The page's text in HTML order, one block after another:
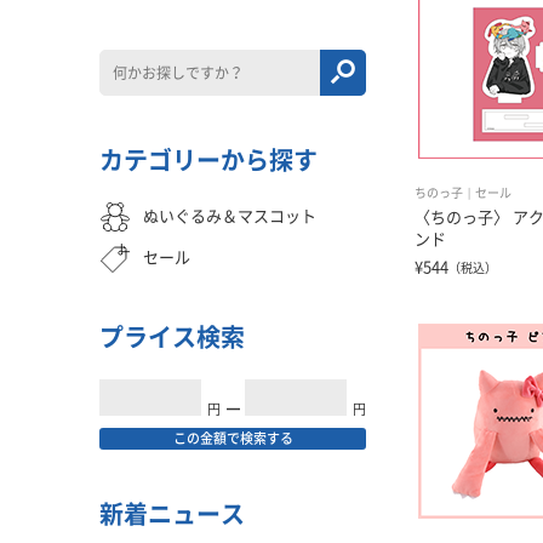
ちのっ子 セール
〈ちのっ子〉 ア
ンド
¥544 （税込）
カテゴリーから探す
ぬいぐるみ＆マスコット
セール
プライス検索
円 ━ 円
この金額で検索する
新着ニュース